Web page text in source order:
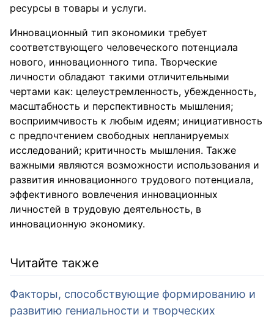
ресурсы в товары и услуги.
Инновационный тип экономики требует
соответствующего человеческого потенциала
нового, инновационного типа. Творческие
личности обладают такими отличительными
чертами как: целеустремленность, убежденность,
масштабность и перспективность мышления;
восприимчивость к любым идеям; инициативность
с предпочтением свободных непланируемых
исследований; критичность мышления. Также
важными являются возможности использования и
развития инновационного трудового потенциала,
эффективного вовлечения инновационных
личностей в трудовую деятельность, в
инновационную экономику.
Читайте также
Факторы, способствующие формированию и
развитию гениальности и творческих